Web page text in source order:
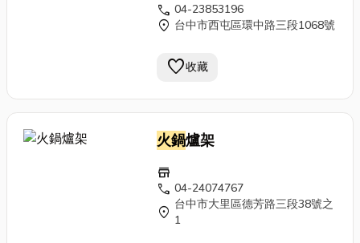
call 04-23853196
location_on 台中市西屯區環中路三段1068號
favorite收藏
火鍋爐架
store
call 04-24074767
location_on 台中市大里區德芳路三段38號之
1